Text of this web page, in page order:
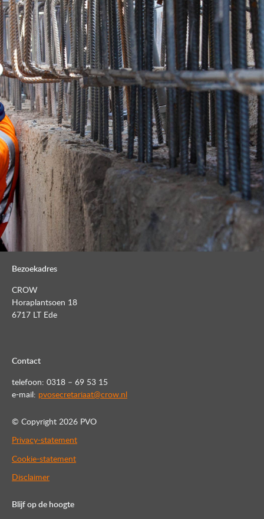
Bezoekadres
CROW
Horaplantsoen 18
6717 LT Ede
Contact
telefoon: 0318 – 69 53 15
e-mail: pvosecretariaat@crow.nl
© Copyright 2026 PVO
Privacy-statement
Cookie-statement
Disclaimer
Blijf op de hoogte